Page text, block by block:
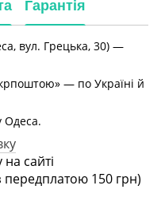
Гарантія
вул. Грецька, 30) —
— по Україні й
Одеса.
сайті
передплатою 150 грн)